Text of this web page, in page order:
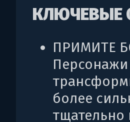
КЛЮЧЕВЫЕ
ПРИМИТЕ
Персонажи
более